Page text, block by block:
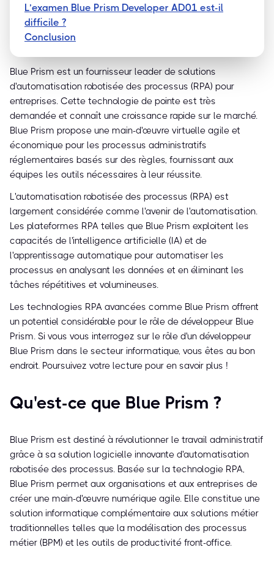
L’examen Blue Prism Developer AD01 est-il
difficile ?
Conclusion
Blue Prism est un fournisseur leader de solutions
d'automatisation robotisée des processus (RPA) pour
entreprises. Cette technologie de pointe est très
demandée et connaît une croissance rapide sur le marché.
Blue Prism propose une main-d'œuvre virtuelle agile et
économique pour les processus administratifs
réglementaires basés sur des règles, fournissant aux
équipes les outils nécessaires à leur réussite.
L'automatisation robotisée des processus (RPA) est
largement considérée comme l'avenir de l'automatisation.
Les plateformes RPA telles que Blue Prism exploitent les
capacités de l'intelligence artificielle (IA) et de
l'apprentissage automatique pour automatiser les
processus en analysant les données et en éliminant les
tâches répétitives et volumineuses.
Les technologies RPA avancées comme Blue Prism offrent
un potentiel considérable pour le rôle de développeur Blue
Prism. Si vous vous interrogez sur le rôle d'un développeur
Blue Prism dans le secteur informatique, vous êtes au bon
endroit. Poursuivez votre lecture pour en savoir plus !
Qu'est-ce que Blue Prism ?
Blue Prism est destiné à révolutionner le travail administratif
grâce à sa solution logicielle innovante d'automatisation
robotisée des processus. Basée sur la technologie RPA,
Blue Prism permet aux organisations et aux entreprises de
créer une main-d'œuvre numérique agile. Elle constitue une
solution informatique complémentaire aux solutions métier
traditionnelles telles que la modélisation des processus
métier (BPM) et les outils de productivité front-office.